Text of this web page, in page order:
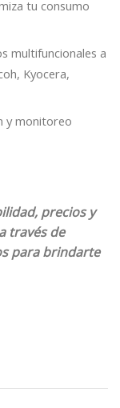
tu consumo
multifuncionales a
Kyocera,
y monitoreo
precios y
través de
para brindarte